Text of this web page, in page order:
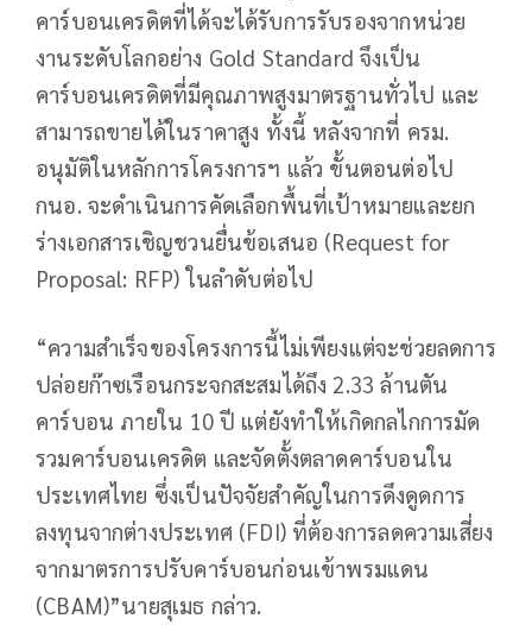
คาร์บอนเครดิตที่ได้จะได้รับการรับรองจากหน่วย
งานระดับโลกอย่าง Gold Standard จึงเป็น
คาร์บอนเครดิตที่มีคุณภาพสูงมาตรฐานทั่วไป และ
สามารถขายได้ในราคาสูง ทั้งนี้ หลังจากที่ ครม.
อนุมัติในหลักการโครงการฯ แล้ว ขั้นตอนต่อไป
กนอ. จะดำเนินการคัดเลือกพื้นที่เป้าหมายและยก
ร่างเอกสารเชิญชวนยื่นข้อเสนอ (Request for
Proposal: RFP) ในลำดับต่อไป
“ความสำเร็จของโครงการนี้ไม่เพียงแต่จะช่วยลดการ
ปล่อยก๊าซเรือนกระจกสะสมได้ถึง 2.33 ล้านตัน
คาร์บอน ภายใน 10 ปี แต่ยังทำให้เกิดกลไกการมัด
รวมคาร์บอนเครดิต และจัดตั้งตลาดคาร์บอนใน
ประเทศไทย ซึ่งเป็นปัจจัยสำคัญในการดึงดูดการ
ลงทุนจากต่างประเทศ (FDI) ที่ต้องการลดความเสี่ยง
จากมาตรการปรับคาร์บอนก่อนเข้าพรมแดน
(CBAM)”นายสุเมธ กล่าว.